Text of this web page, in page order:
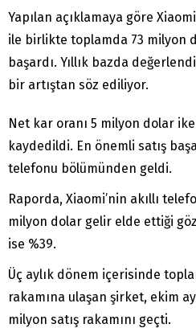
Yapılan açıklamaya göre
ile birlikte toplamda 73 milyon
başardı. Yıllık bazda
bir artıştan söz ediliyor.
Net kar oranı 5 milyon dolar
kaydedildi. En önemli satış
telefonu bölümünden geldi.
Raporda, Xiaomi’nin akıllı
milyon dolar gelir elde ettiği
ise %39.
Üç aylık dönem içerisinde
rakamına ulaşan şirket, ekim
milyon satış rakamını geçti.